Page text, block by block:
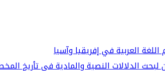
العربية في إفريقيا وآسيا
الدلالات النصية والمادية في تأريخ